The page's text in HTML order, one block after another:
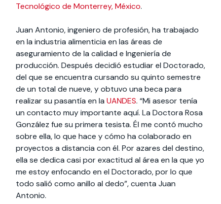
Tecnológico de Monterrey, México.
Juan Antonio, ingeniero de profesión, ha trabajado
en la industria alimenticia en las áreas de
aseguramiento de la calidad e Ingeniería de
producción. Después decidió estudiar el Doctorado,
del que se encuentra cursando su quinto semestre
de un total de nueve, y obtuvo una beca para
realizar su pasantía en la UANDES. “Mi asesor tenía
un contacto muy importante aquí. La Doctora Rosa
González fue su primera tesista. Él me contó mucho
sobre ella, lo que hace y cómo ha colaborado en
proyectos a distancia con él. Por azares del destino,
ella se dedica casi por exactitud al área en la que yo
me estoy enfocando en el Doctorado, por lo que
todo salió como anillo al dedo”, cuenta Juan
Antonio.